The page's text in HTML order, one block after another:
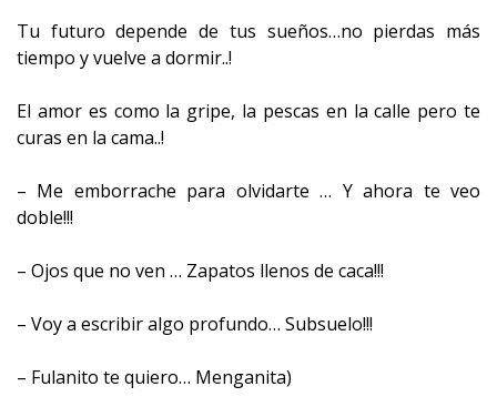
Tu futuro depende de tus sueños…no pierdas más
tiempo y vuelve a dormir..!
El amor es como la gripe, la pescas en la calle pero te
curas en la cama..!
– Me emborrache para olvidarte … Y ahora te veo
doble!!!
– Ojos que no ven … Zapatos llenos de caca!!!
– Voy a escribir algo profundo… Subsuelo!!!
– Fulanito te quiero… Menganita)